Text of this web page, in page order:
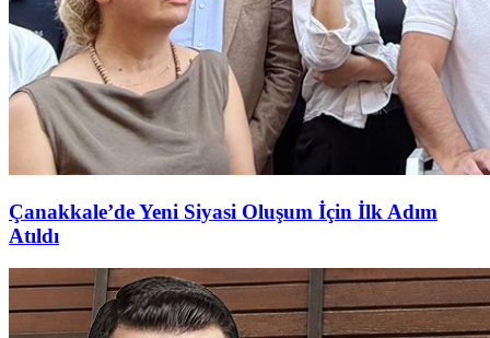
Çanakkale’de Yeni Siyasi Oluşum İçin İlk Adım
Atıldı